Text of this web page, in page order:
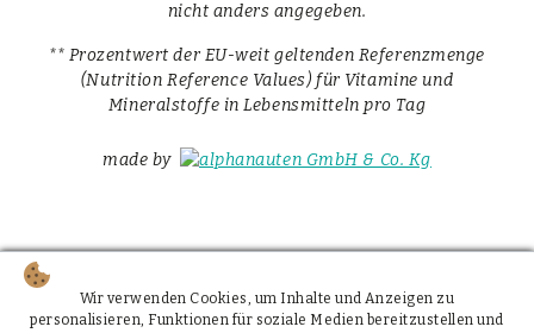
nicht anders angegeben.
** Prozentwert der EU-weit geltenden Referenzmenge
(Nutrition Reference Values) für Vitamine und
Mineralstoffe in Lebensmitteln pro Tag
made by
Wir verwenden Cookies, um Inhalte und Anzeigen zu
personalisieren, Funktionen für soziale Medien bereitzustellen und